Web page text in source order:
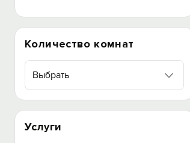
Количество комнат
Выбрать
Услуги